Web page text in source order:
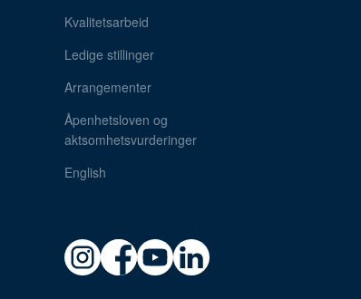
Kvalitetsarbeid
Ledige stillinger
Arrangementer
Åpenhetsloven og
aktsomhetsvurderinger
English